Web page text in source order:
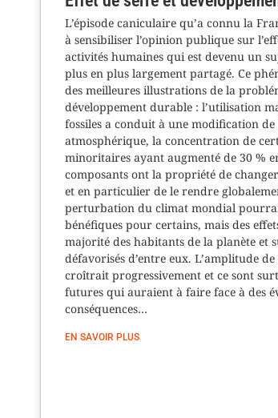
L’épisode caniculaire qu’a connu la
à sensibiliser l’opinion publique sur
activités humaines qui est devenu un
plus en plus largement partagé. Ce
des meilleures illustrations de la
développement durable : l’utilisation
fossiles a conduit à une modification
atmosphérique, la concentration de
minoritaires ayant augmenté de 30 %
composants ont la propriété de
et en particulier de le rendre
perturbation du climat mondial
bénéfiques pour certains, mais des
majorité des habitants de la planète et
défavorisés d’entre eux. L’amplitude
croîtrait progressivement et ce sont
futures qui auraient à faire face à des
conséquences…
EN SAVOIR PLUS